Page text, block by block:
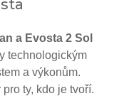
a Evosta 2 Sol
technologickým
a výkonům.
ty, kdo je tvoří.